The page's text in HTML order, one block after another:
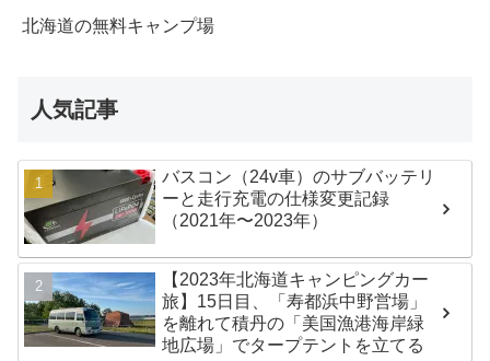
北海道の無料キャンプ場
人気記事
バスコン（24v車）のサブバッテリ
ーと走行充電の仕様変更記録
（2021年〜2023年）
【2023年北海道キャンピングカー
旅】15日目、「寿都浜中野営場」
を離れて積丹の「美国漁港海岸緑
地広場」でタープテントを立てる